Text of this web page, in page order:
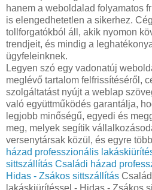
hanem a weboldalad folyamatos
is elengedhetetlen a sikerhez.
tollforgatókból áll, akik nyomon
trendjeit, és mindig a
ügyfeleinknek.
Legyen szó egy vadonatúj
meglévő tartalom felfrissítéséről,
szolgáltatást nyújt a weblap
való együttműködés garantálja,
legjobb minőségű, egyedi és
meg, melyek segítik
versenytársak közül, és egyre
házad professzionális
sittszállítás Családi házad
Hidas - Zsákos sittszállítás
lakáskiürítéssel - Hidas - Zsákos